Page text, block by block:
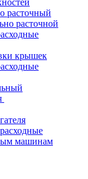
расточный
расточной
крышек
машинам